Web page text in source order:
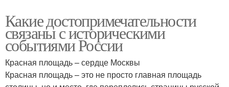
Какие достопримечательности
связаны с историческими
событиями России
Красная площадь – сердце Москвы
Красная площадь – это не просто главная площадь